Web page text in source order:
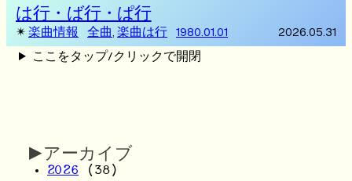
は行・ば行・ぱ行
✴ 楽曲情報 全曲 楽曲は行 1980.01.01
2026.05.31
ここをタップ/クリックで開閉
▶アーカイブ
2026 (38)